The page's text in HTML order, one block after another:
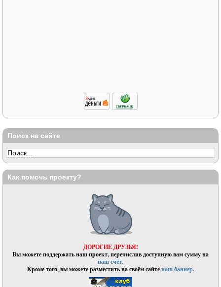
Поиск на сайте
Как помочь проекту?
ДОРОГИЕ ДРУЗЬЯ!
Вы можете поддержать наш проект, перечислив доступную вам сумму на
наш счёт.
Кроме того, вы можете разместить на своём сайтенаш баннер.